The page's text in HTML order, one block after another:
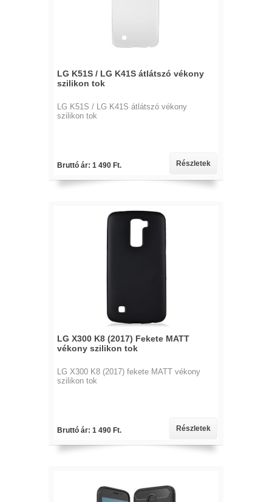
LG K51S / LG K41S átlátszó vékony
szilikon tok
LG K51S / LG K41S átlátszó vékony
szilikon tok
Bruttó ár: 1 490 Ft. Részletek
LG X300 K8 (2017) Fekete MATT
vékony szilikon tok
LG X300 K8 (2017) fekete MATT vékony
szilikon tok
Bruttó ár: 1 490 Ft. Részletek